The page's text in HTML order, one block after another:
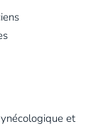
et